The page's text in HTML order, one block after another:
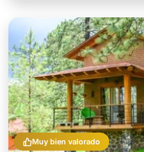
Muy bien valorado